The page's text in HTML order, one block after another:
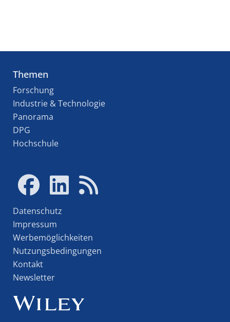
Themen
Forschung
Industrie & Technologie
Panorama
DPG
Hochschule
Datenschutz
Impressum
Werbemöglichkeiten
Nutzungsbedingungen
Kontakt
Newsletter